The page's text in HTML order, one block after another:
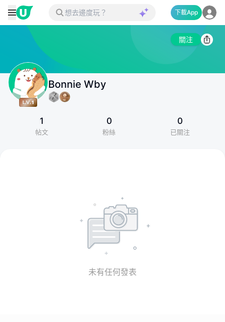
下載App
關注
Bonnie Wby
1
帖文
0
粉絲
0
已關注
未有任何發表